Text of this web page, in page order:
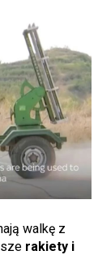
walkę z
rakiety i